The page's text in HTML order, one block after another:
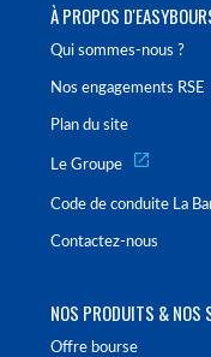
À PROPOS
Qui sommes-nous ?
Nos engagements RSE
Plan du site
Le Groupe
Code de conduite La
Contactez-nous
NOS PRODUITS & NOS
Offre bourse